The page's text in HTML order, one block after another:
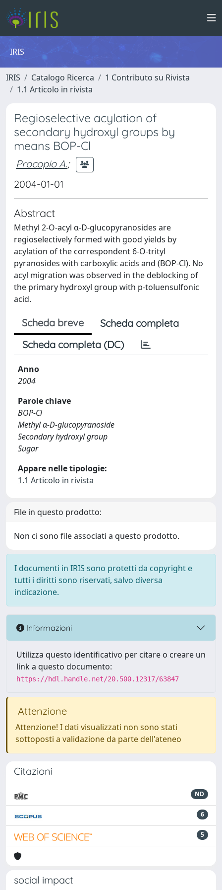
IRIS
IRIS Catalogo Ricerca
1 Contributo su Rivista
1.1 Articolo in rivista
Regioselective acylation of
secondary hydroxyl groups by
means BOP-Cl
Procopio A.;
2004-01-01
Abstract
Methyl 2-O-acyl α-D-glucopyranosides are
regioselectively formed with good yields by
acylation of the correspondent 6-O-trityl
pyranosides with carboxylic acids and (BOP-Cl). No
acyl migration was observed in the deblocking of
the primary hydroxyl group with p-toluensulfonic
acid.
Scheda breve
Scheda completa
Scheda completa (DC)
Anno
2004
Parole chiave
BOP-Cl
Methyl α-D-glucopyranoside
Secondary hydroxyl group
Sugar
Appare nelle tipologie:
1.1 Articolo in rivista
File in questo prodotto:
Non ci sono file associati a questo prodotto.
I documenti in IRIS sono protetti da copyright e
tutti i diritti sono riservati, salvo diversa
indicazione.
Informazioni
Utilizza questo identificativo per citare o creare un
link a questo documento:
https://hdl.handle.net/20.500.12317/63847
Attenzione
Attenzione! I dati visualizzati non sono stati
sottoposti a validazione da parte dell'ateneo
Citazioni
ND
6
5
social impact